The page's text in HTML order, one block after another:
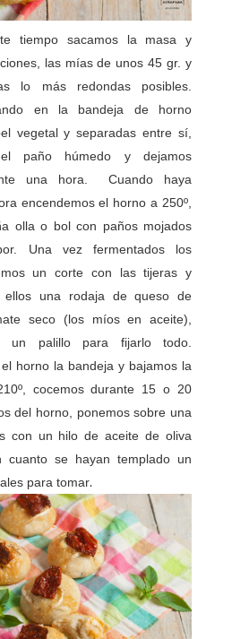
tiempo sacamos la masa y
las mías de unos 45 gr. y
lo más redondas posibles.
en la bandeja de horno
vegetal y separadas entre sí,
paño húmedo y dejamos
una hora. Cuando haya
encendemos el horno a 250º,
olla o bol con paños mojados
Una vez fermentados los
un corte con las tijeras y
ellos una rodaja de queso de
seco (los míos en aceite),
un palillo para fijarlo todo.
horno la bandeja y bajamos la
cocemos durante 15 o 20
del horno, ponemos sobre una
con un hilo de aceite de oliva
cuanto se hayan templado un
para tomar.